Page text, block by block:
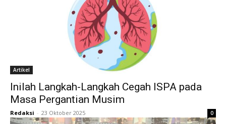
Artikel
Inilah Langkah-Langkah Cegah ISPA pada
Masa Pergantian Musim
Redaksi - 23 Oktober 2025 0